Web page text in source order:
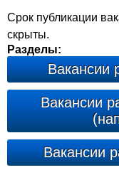
Срок публикации
скрыты.
Разделы:
Вакансии
Вакансии
Вакансии